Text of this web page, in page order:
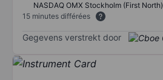
NASDAQ OMX Stockholm (First North)
15 minutes différées
Gegevens verstrekt door